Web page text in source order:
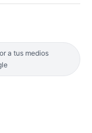
a tus medios